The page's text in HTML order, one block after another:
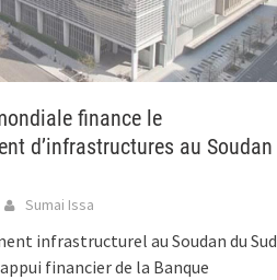
finance le
d’infrastructures au Soudan
Sumai Issa
infrastructurel au Soudan du Sud
financier de la Banque